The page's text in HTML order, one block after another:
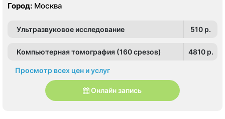
Город: Москва
Ультразвуковое исследование 510 p.
Компьютерная томография (160 срезов) 4810 p.
Просмотр всех цен и услуг
Онлайн запись